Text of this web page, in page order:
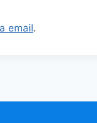
email.